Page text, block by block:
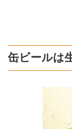
缶ビールは